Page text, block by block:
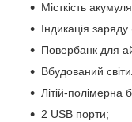
Місткість
Індикація
Повербанк для
Вбудований
Літій-полімерна
2 USB порти;